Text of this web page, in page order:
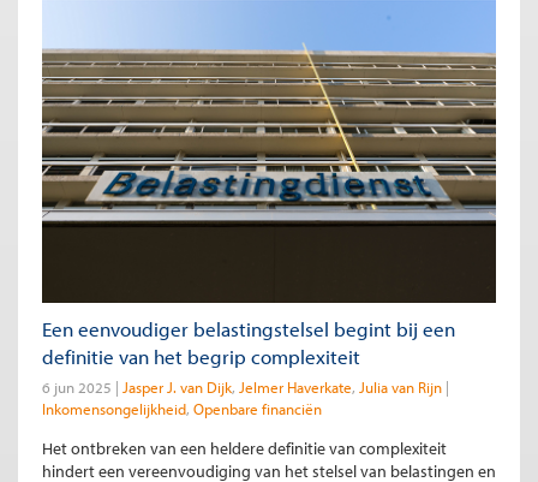
Een eenvoudiger belastingstelsel begint bij een
definitie van het begrip complexiteit
6 jun 2025 Jasper J. van Dijk Jelmer Haverkate Julia van Rijn
Inkomensongelijkheid Openbare financiën
Het ontbreken van een heldere definitie van complexiteit
hindert een vereenvoudiging van het stelsel van belastingen en